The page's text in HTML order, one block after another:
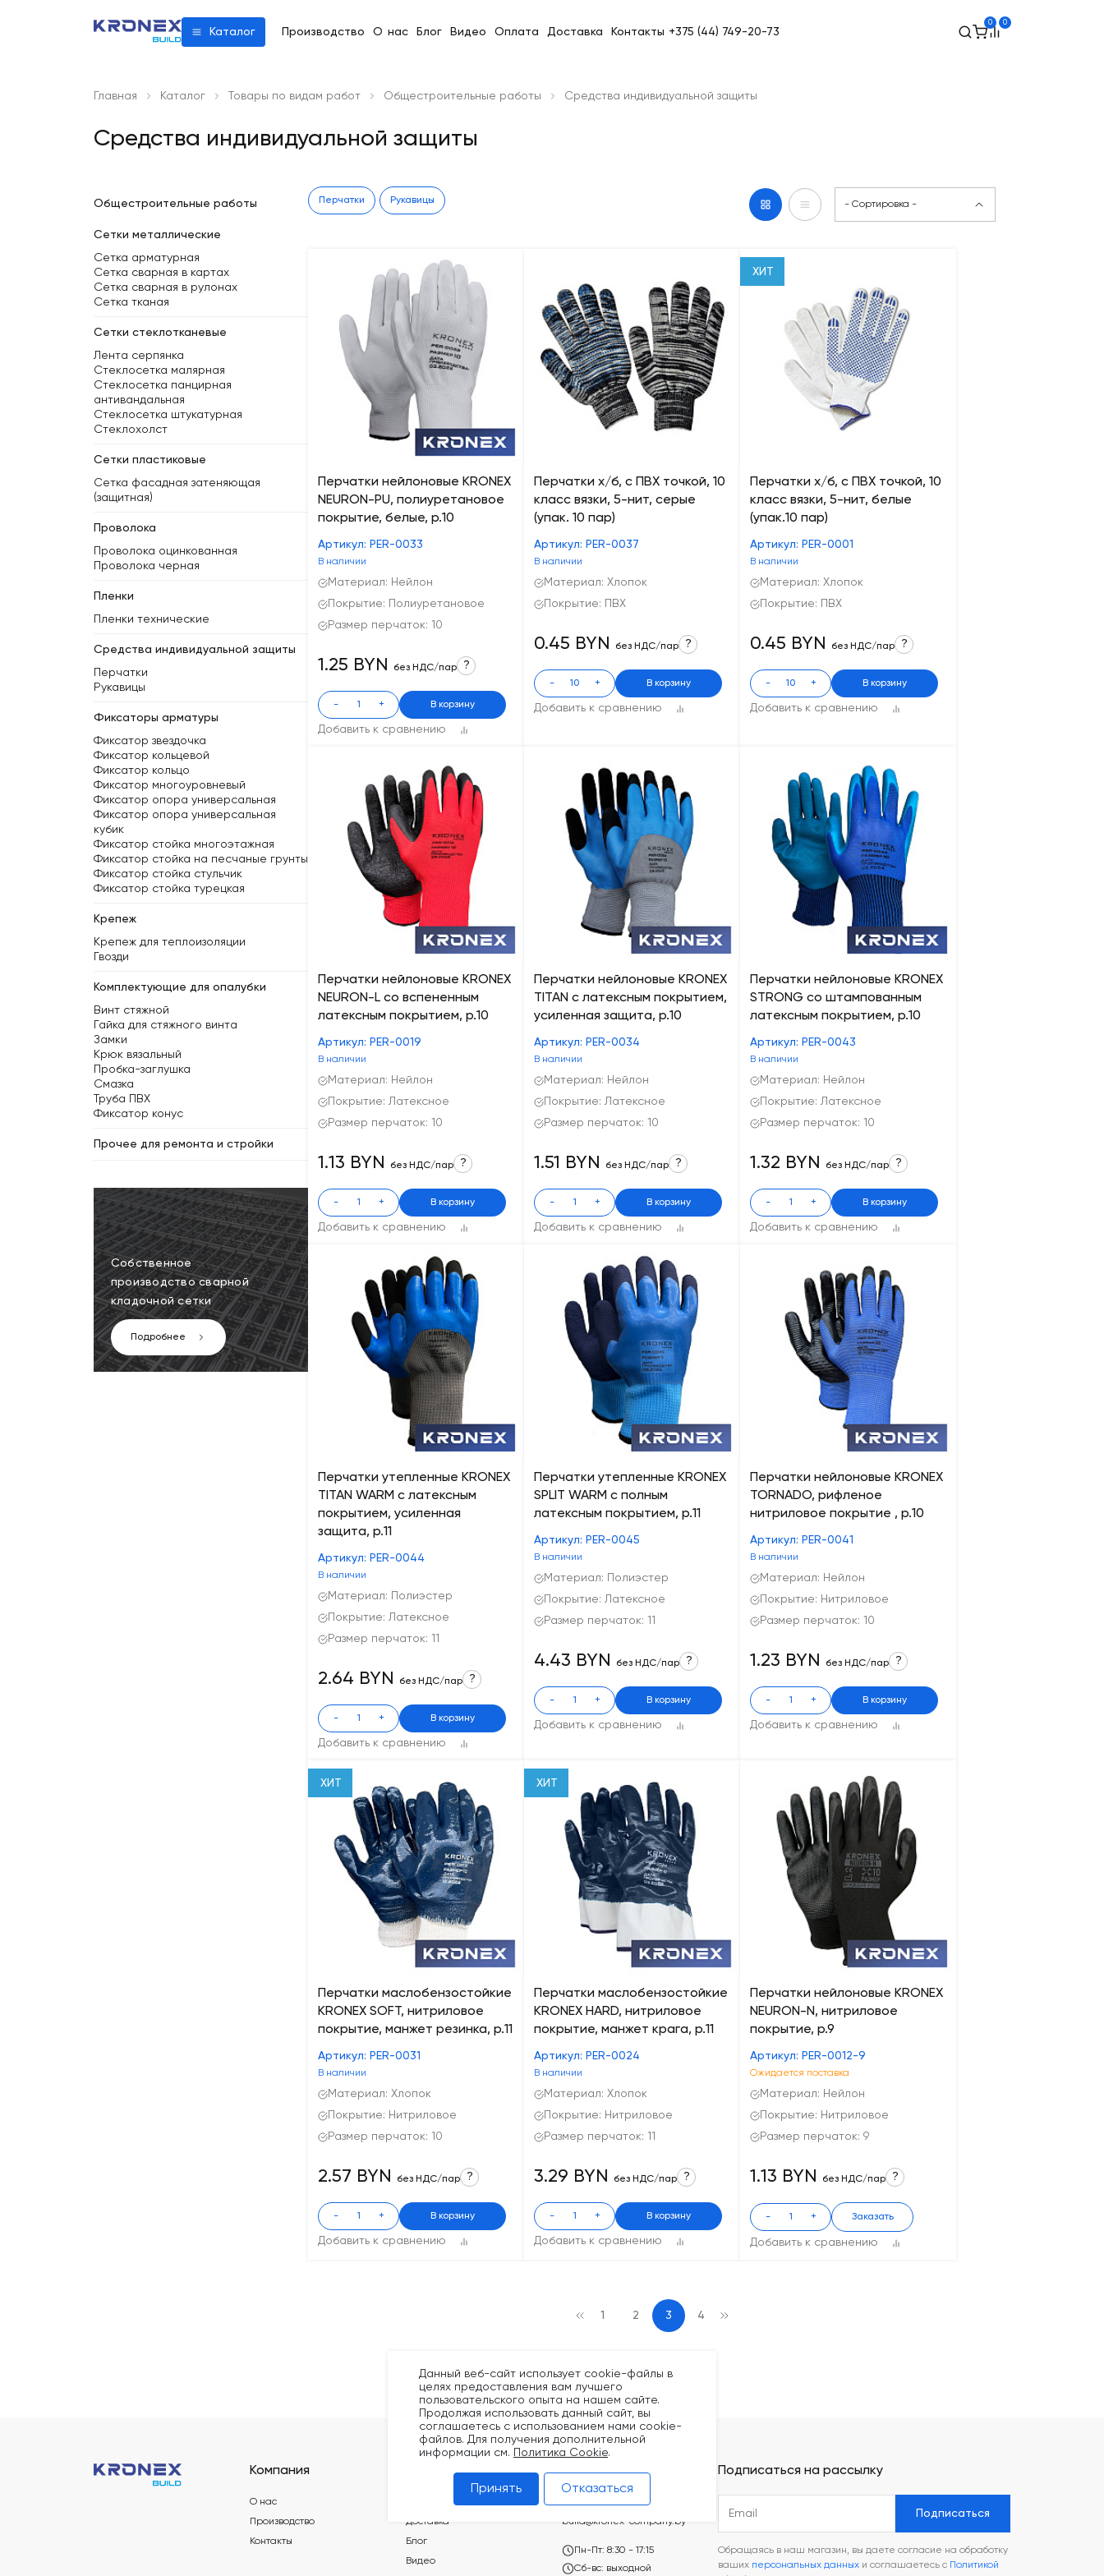
Каталог Производство О нас Блог Видео Оплата Доставка Контакты +375 (44) 749-20-73
0 0
Главная Каталог Товары по видам работ Общестроительные работы Средства индивидуальной защиты
Средства индивидуальной защиты
Общестроительные работы
Сетки металлические
Сетка арматурная
Сетка сварная в картах
Сетка сварная в рулонах
Сетка тканая
Сетки стеклотканевые
Лента серпянка
Стеклосетка малярная
Стеклосетка панцирная
антивандальная
Стеклосетка штукатурная
Стеклохолст
Сетки пластиковые
Сетка фасадная затеняющая
(защитная)
Проволока
Проволока оцинкованная
Проволока черная
Пленки
Пленки технические
Средства индивидуальной защиты
Перчатки
Рукавицы
Фиксаторы арматуры
Фиксатор звездочка
Фиксатор кольцевой
Фиксатор кольцо
Фиксатор многоуровневый
Фиксатор опора универсальная
Фиксатор опора универсальная
кубик
Фиксатор стойка многоэтажная
Фиксатор стойка на песчаные грунты
Фиксатор стойка стульчик
Фиксатор стойка турецкая
Крепеж
Крепеж для теплоизоляции
Гвозди
Комплектующие для опалубки
Винт стяжной
Гайка для стяжного винта
Замки
Крюк вязальный
Пробка-заглушка
Смазка
Труба ПВХ
Фиксатор конус
Прочее для ремонта и стройки
Собственное
производство сварной
кладочной сетки
Подробнее
Перчатки Рукавицы - Сортировка -
Перчатки нейлоновые KRONEX
NEURON-PU, полиуретановое
покрытие, белые, р.10
Артикул: PER-0033
В наличии
Материал: Нейлон
Покрытие: Полиуретановое
Размер перчаток: 10
Добавить к сравнению
1.25 BYN без НДС/пар ?
- + В корзину
Перчатки х/б, с ПВХ точкой, 10
класс вязки, 5-нит, серые
(упак. 10 пар)
Артикул: PER-0037
В наличии
Материал: Хлопок
Покрытие: ПВХ
Добавить к сравнению
0.45 BYN без НДС/пар ?
- + В корзину
ХИТ
Перчатки х/б, с ПВХ точкой, 10
класс вязки, 5-нит, белые
(упак.10 пар)
Артикул: PER-0001
В наличии
Материал: Хлопок
Покрытие: ПВХ
Добавить к сравнению
0.45 BYN без НДС/пар ?
- + В корзину
Перчатки нейлоновые KRONEX
NEURON-L со вспененным
латексным покрытием, р.10
Артикул: PER-0019
В наличии
Материал: Нейлон
Покрытие: Латексное
Размер перчаток: 10
Добавить к сравнению
1.13 BYN без НДС/пар ?
- + В корзину
Перчатки нейлоновые KRONEX
TITAN с латексным покрытием,
усиленная защита, р.10
Артикул: PER-0034
В наличии
Материал: Нейлон
Покрытие: Латексное
Размер перчаток: 10
Добавить к сравнению
1.51 BYN без НДС/пар ?
- + В корзину
Перчатки нейлоновые KRONEX
STRONG со штампованным
латексным покрытием, р.10
Артикул: PER-0043
В наличии
Материал: Нейлон
Покрытие: Латексное
Размер перчаток: 10
Добавить к сравнению
1.32 BYN без НДС/пар ?
- + В корзину
Перчатки утепленные KRONEX
TITAN WARM с латексным
покрытием, усиленная
защита, р.11
Артикул: PER-0044
В наличии
Материал: Полиэстер
Покрытие: Латексное
Размер перчаток: 11
Добавить к сравнению
2.64 BYN без НДС/пар ?
- + В корзину
Перчатки утепленные KRONEX
SPLIT WARM с полным
латексным покрытием, р.11
Артикул: PER-0045
В наличии
Материал: Полиэстер
Покрытие: Латексное
Размер перчаток: 11
Добавить к сравнению
4.43 BYN без НДС/пар ?
- + В корзину
Перчатки нейлоновые KRONEX
TORNADO, рифленое
нитриловое покрытие , р.10
Артикул: PER-0041
В наличии
Материал: Нейлон
Покрытие: Нитриловое
Размер перчаток: 10
Добавить к сравнению
1.23 BYN без НДС/пар ?
- + В корзину
ХИТ
Перчатки маслобензостойкие
KRONEX SOFT, нитриловое
покрытие, манжет резинка, р.11
Артикул: PER-0031
В наличии
Материал: Хлопок
Покрытие: Нитриловое
Размер перчаток: 10
Добавить к сравнению
2.57 BYN без НДС/пар ?
- + В корзину
ХИТ
Перчатки маслобензостойкие
KRONEX HARD, нитриловое
покрытие, манжет крага, р.11
Артикул: PER-0024
В наличии
Материал: Хлопок
Покрытие: Нитриловое
Размер перчаток: 11
Добавить к сравнению
3.29 BYN без НДС/пар ?
- + В корзину
Перчатки нейлоновые KRONEX
NEURON-N, нитриловое
покрытие, р.9
Артикул: PER-0012-9
Ожидается поставка
Материал: Нейлон
Покрытие: Нитриловое
Размер перчаток: 9
Добавить к сравнению
1.13 BYN без НДС/пар ?
- + Заказать
1 2 3 4
Компания
О нас
Производство
Контакты
Покупателям
Доставка
Блог
Видео
Контакты
+375 (44) 749-20-73
build@kronex-company.by
Пн-Пт: 8:30 - 17:15
Сб-вс: выходной
Подписаться на рассылку
Подписаться
Обращаясь в наш магазин, вы даете согласие на обработку
ваших персональных данных и соглашаетесь с Политикой
Данный веб-сайт использует cookie-файлы в
целях предоставления вам лучшего
пользовательского опыта на нашем сайте.
Продолжая использовать данный сайт, вы
соглашаетесь с использованием нами cookie-
файлов. Для получения дополнительной
информации см.
Политика Cookie.
Принять Отказаться